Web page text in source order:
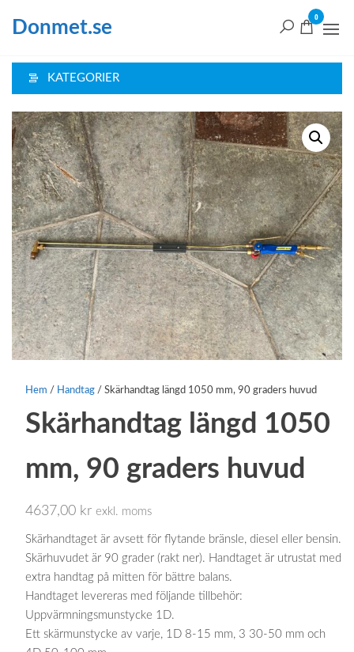
Donmet.se
0
KATEGORIER
Hem / Handtag/ Skärhandtag längd 1050 mm, 90 graders huvud
Skärhandtag längd 1050
mm, 90 graders huvud
4637,00 kr exkl. moms
Skärhandtaget är avsett för flytande bränsle, diesel eller bensin.
Skärhuvudet är 90 grader (rakt ner). Handtaget är utrustat med
extra handtag på mitten för bättre balans.
Handtaget levereras med följande tillbehör:
Uppvärmningsmunstycke 1D.
Ett skärmunstycke av varje, 1D 8-15 mm, 3 30-50 mm och